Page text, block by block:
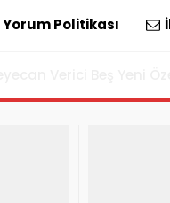
Yorum Politikası